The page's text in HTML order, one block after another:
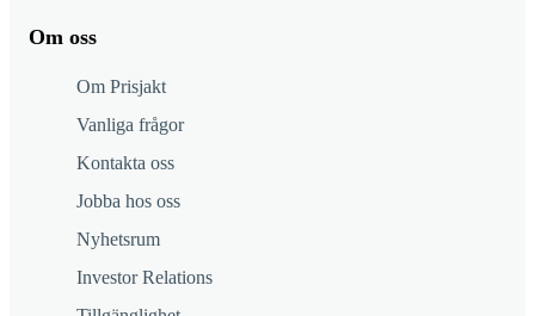
Om oss
Om Prisjakt
Vanliga frågor
Kontakta oss
Jobba hos oss
Nyhetsrum
Investor Relations